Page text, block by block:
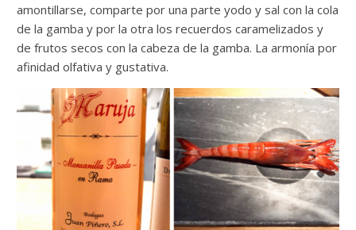
amontillarse, comparte por una parte yodo y sal con la cola
de la gamba y por la otra los recuerdos caramelizados y
de frutos secos con la cabeza de la gamba. La armonía por
afinidad olfativa y gustativa.